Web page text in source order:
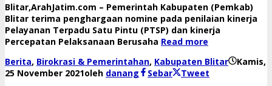
Blitar,ArahJatim.com – Pemerintah Kabupaten (Pemkab)
Blitar terima penghargaan nomine pada penilaian kinerja
Pelayanan Terpadu Satu Pintu (PTSP) dan kinerja
Percepatan Pelaksanaan Berusaha Read more
Berita, Birokrasi & Pemerintahan, Kabupaten Blitar
Kamis,
25 November 2021oleh danang Sebar
Tweet